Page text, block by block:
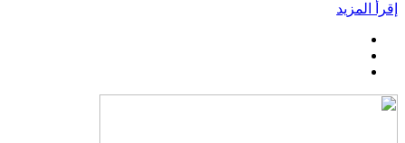
إقرأ المزيد